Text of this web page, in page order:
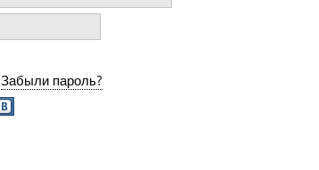
Забыли пароль?